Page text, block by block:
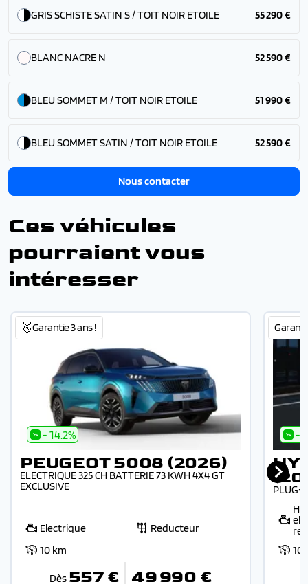
GRIS SCHISTE SATIN S / TOIT NOIR ETOILE 55 290 €
BLANC NACRE N 52 590 €
BLEU SOMMET M / TOIT NOIR ETOILE 51 990 €
BLEU SOMMET SATIN / TOIT NOIR ETOILE 52 590 €
Nous contacter
Ces véhicules
pourraient vous
intéresser
🥉Garantie 3 ans !
- 14.2%
PEUGEOT 5008 (2026)
ELECTRIQUE 325 CH BATTERIE 73 KWH 4X4 GT
EXCLUSIVE
Electrique
Reducteur
10 km
Dès 557 € 49 990 €
-
PLUG-
10